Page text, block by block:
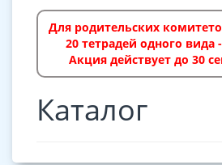
Для родительских
20 тетрадей одного вида
Акция действует до 30
Каталог